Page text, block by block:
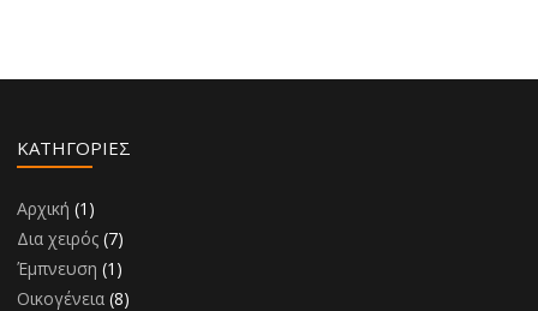
KΑΤΗΓΟΡΊΕΣ
Αρχική (1)
Δια χειρός (7)
Έμπνευση (1)
Οικογένεια (8)